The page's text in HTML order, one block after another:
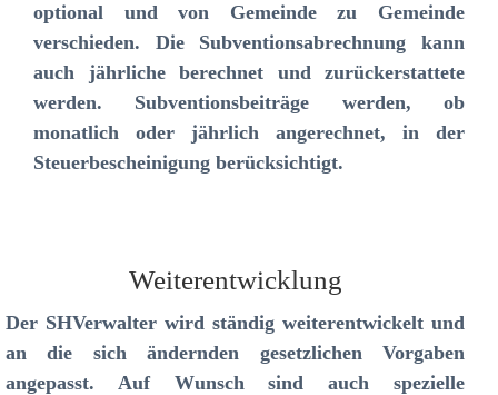
optional und von Gemeinde zu Gemeinde
verschieden. Die Subventionsabrechnung kann
auch jährliche berechnet und zurückerstattete
werden. Subventionsbeiträge werden, ob
monatlich oder jährlich angerechnet, in der
Steuerbescheinigung berücksichtigt.
Weiterentwicklung
Der SHVerwalter wird ständig weiterentwickelt und
an die sich ändernden gesetzlichen Vorgaben
angepasst. Auf Wunsch sind auch spezielle